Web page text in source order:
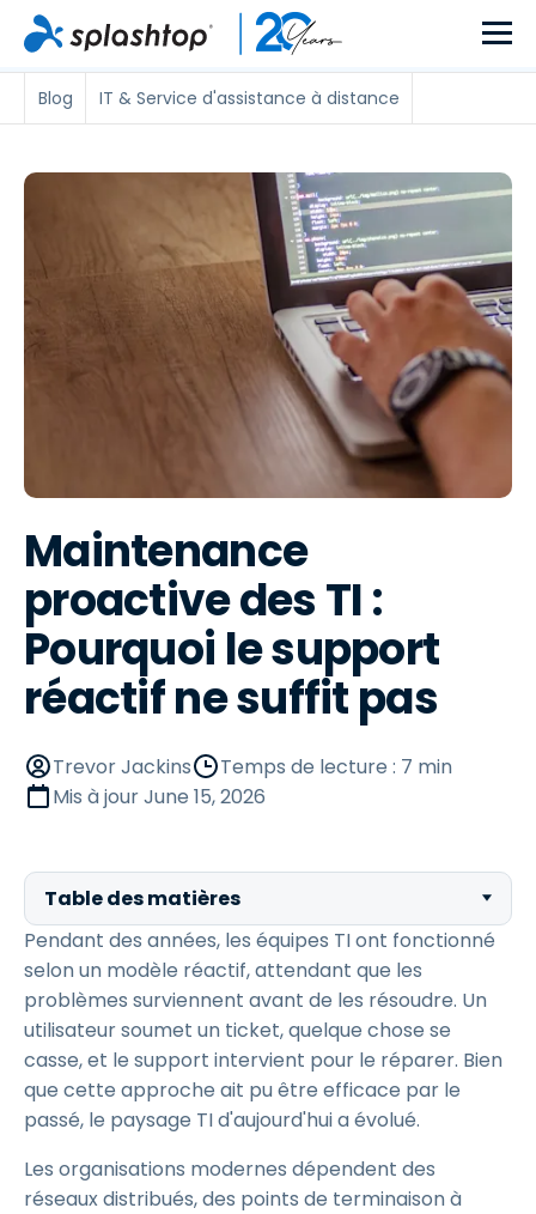
Blog IT & Service d'assistance à distance
Maintenance
proactive des TI :
Pourquoi le support
réactif ne suffit pas
Trevor Jackins
Temps de lecture : 7 min
Mis à jourJune 15, 2026
Table des matières
Pendant des années, les équipes TI ont fonctionné
selon un modèle réactif, attendant que les
problèmes surviennent avant de les résoudre. Un
utilisateur soumet un ticket, quelque chose se
casse, et le support intervient pour le réparer. Bien
que cette approche ait pu être efficace par le
passé, le paysage TI d'aujourd'hui a évolué.
Les organisations modernes dépendent des
réseaux distribués, des points de terminaison à